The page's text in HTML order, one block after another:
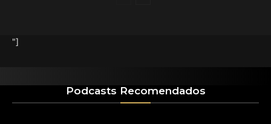
"]
Podcasts Recomendados